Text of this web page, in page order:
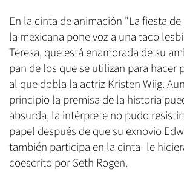
En la cinta de animación "La fiesta
la mexicana pone voz a una taco
Teresa, que está enamorada de su
pan de los que se utilizan para hacer
al que dobla la actriz Kristen Wiig.
principio la premisa de la historia
absurda, la intérprete no pudo
papel después de que su exnovio
también participa en la cinta- le
coescrito por Seth Rogen.